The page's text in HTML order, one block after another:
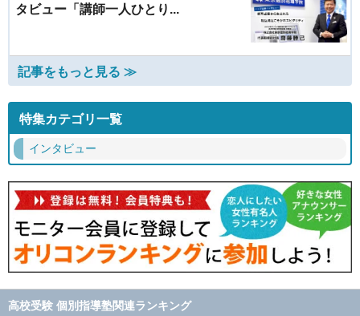
タビュー「講師一人ひとり...
記事をもっと見る ≫
特集カテゴリ一覧
インタビュー
高校受験 個別指導塾関連ランキング